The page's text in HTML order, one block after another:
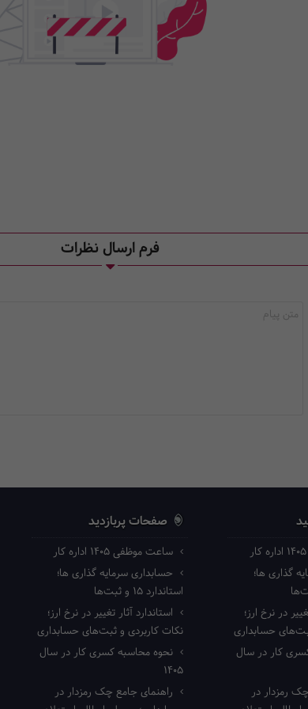
فرم ارسال نظرات
گذاری ها؛
در نرخ ارز؛
حسابداری
کار در سال
رمزدار در
صفحات پربازدید
ساعت موظفی ۱۴۰۵ اداره کار
حسابداری سرمایه گذاری ها؛
استاندارد ۱۵ و ثبت‌ها
استاندارد آثار تغییر در نرخ ارز؛
نکات کاربردی و ثبت‌های حسابداری
نحوه محاسبه کسری کار در سال
۱۴۰۵
راهنمای جامع چک رمزدار در